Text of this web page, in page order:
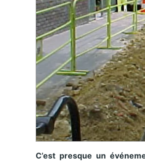
C’est presque un